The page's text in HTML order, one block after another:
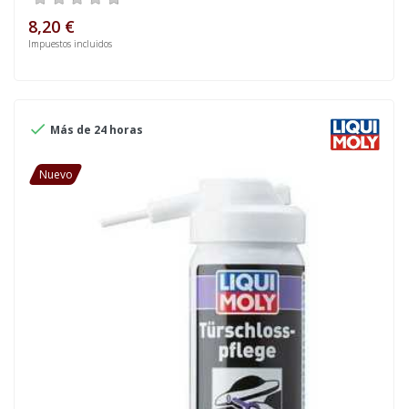
8,20 €
Impuestos incluidos
 Más de 24 horas
Nuevo